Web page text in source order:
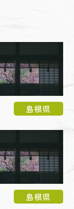
島根県
島根県